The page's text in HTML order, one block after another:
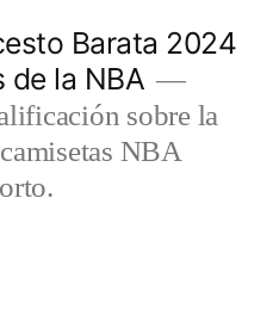
Barata 2024
de la NBA
sobre la
NBA